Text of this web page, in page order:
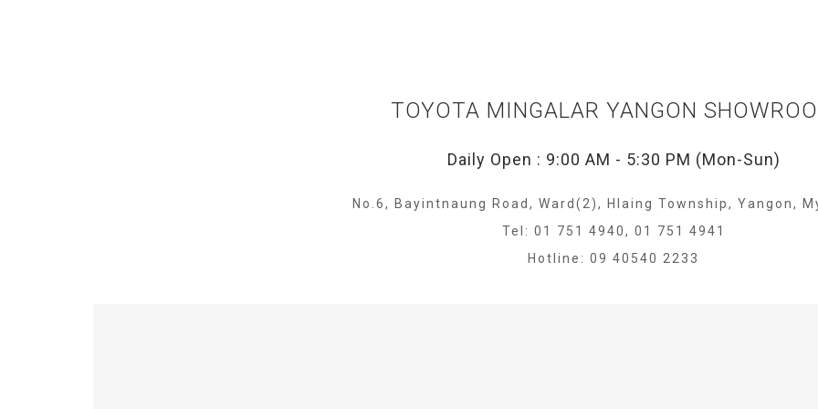
TOYOTA MINGALAR YANGON
Daily Open : 9:00 AM - 5:30 PM (Mon-Sun)
No.6, Bayintnaung Road, Ward(2), Hlaing Township, Yangon,
Tel: 01 751 4940, 01 751 4941
Hotline: 09 40540 2233